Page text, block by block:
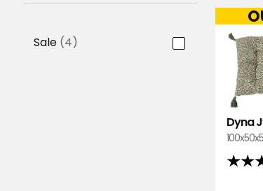
Sale (4)
Dyna
4.8